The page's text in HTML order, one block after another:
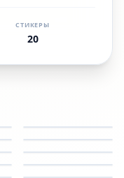
СТИКЕРЫ
20